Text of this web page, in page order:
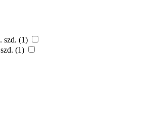
szd. (1)
(1)